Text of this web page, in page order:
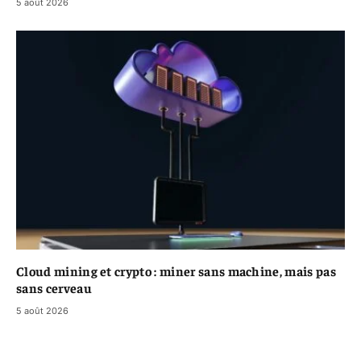
5 août 2026
Cloud mining et crypto : miner sans machine, mais pas
sans cerveau
5 août 2026